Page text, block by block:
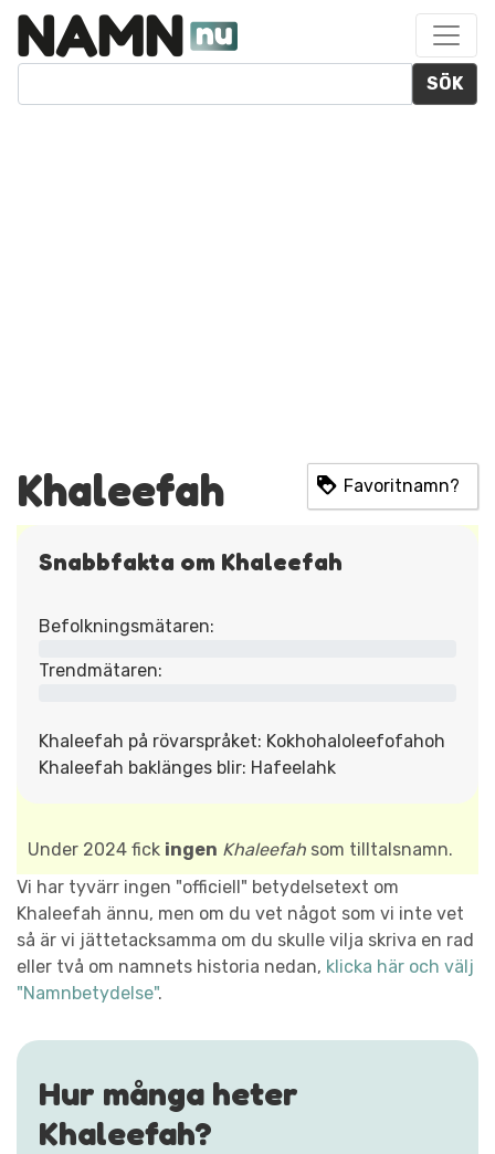
SÖK
Khaleefah Favoritnamn?
Snabbfakta om Khaleefah
Befolkningsmätaren:
Trendmätaren:
Khaleefah på rövarspråket: Kokhohaloleefofahoh
Khaleefah baklänges blir: Hafeelahk
Under 2024 fick ingen Khaleefah som tilltalsnamn.
Vi har tyvärr ingen "officiell" betydelsetext om
Khaleefah ännu, men om du vet något som vi inte vet
så är vi jättetacksamma om du skulle vilja skriva en rad
eller två om namnets historia nedan, klicka här och välj
"Namnbetydelse".
Hur många heter
Khaleefah?